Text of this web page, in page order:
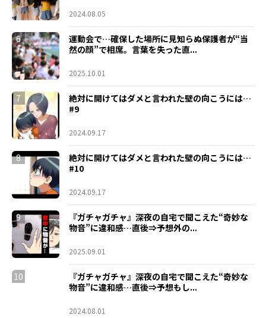
2024.08.05
6
運動会で…確保した場所に見知らぬ保護者が“当
然の顔”で相席。言葉を失った直...
2025.10.01
7
絶対に開けてはダメと言われた壁の向こうには…
#9
2024.09.17
8
絶対に開けてはダメと言われた壁の向こうには…
#10
2024.09.17
9
『ガチャガチャ』深夜の自宅で聞こえた“奇妙な
物音”に違和感…直後⇒予想外の...
2025.09.01
10
『ガチャガチャ』深夜の自宅で聞こえた“奇妙な
物音”に違和感…直後⇒予想もし...
2024.08.01